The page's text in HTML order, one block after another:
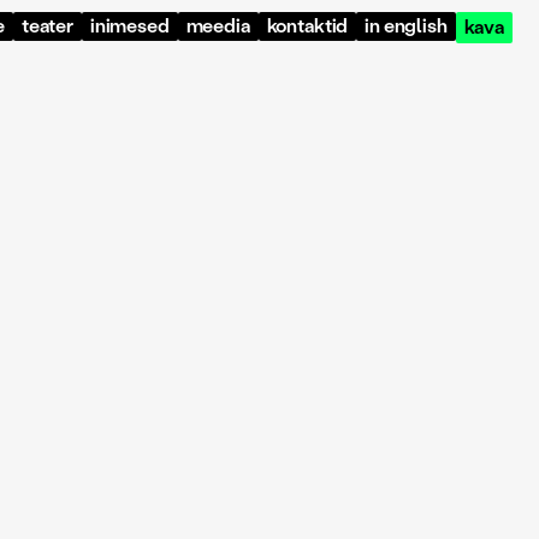
teater inimesed meedia kontaktid in english kava